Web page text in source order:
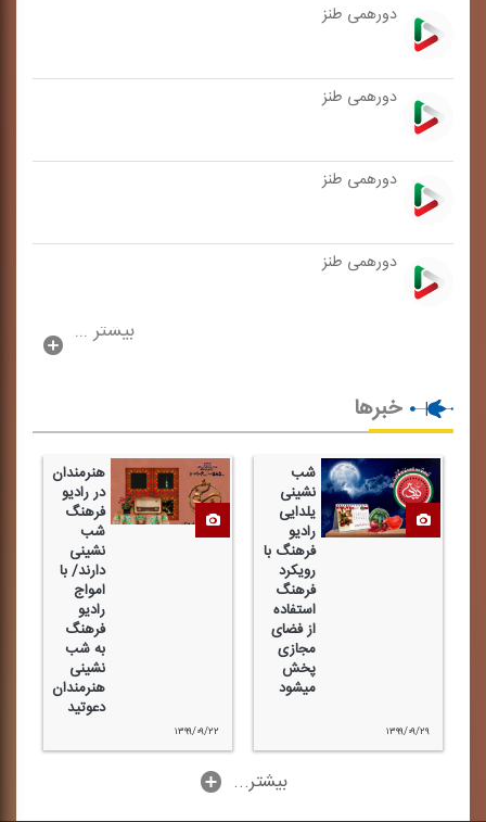
دورهمی طنز
دورهمی طنز
دورهمی طنز
دورهمی طنز
بیشتر ...
خبرها
شب
نشینی
یلدایی
رادیو
فرهنگ با
رویكرد
فرهنگ
استفاده
از فضای
مجازی
پخش
میشود
۱۳۹۹/۰۹/۲۹
هنرمندان
در رادیو
فرهنگ
شب
نشینی
دارند/ با
امواج
رادیو
فرهنگ
به شب
نشینی
هنرمندان
دعوتید
۱۳۹۹/۰۹/۲۲
...بیشتر